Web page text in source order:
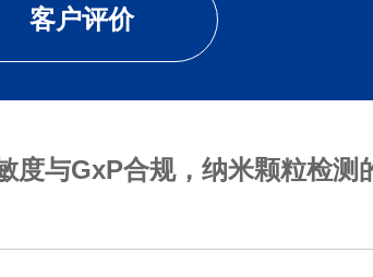
客户评价
度与GxP合规，纳米颗粒检测